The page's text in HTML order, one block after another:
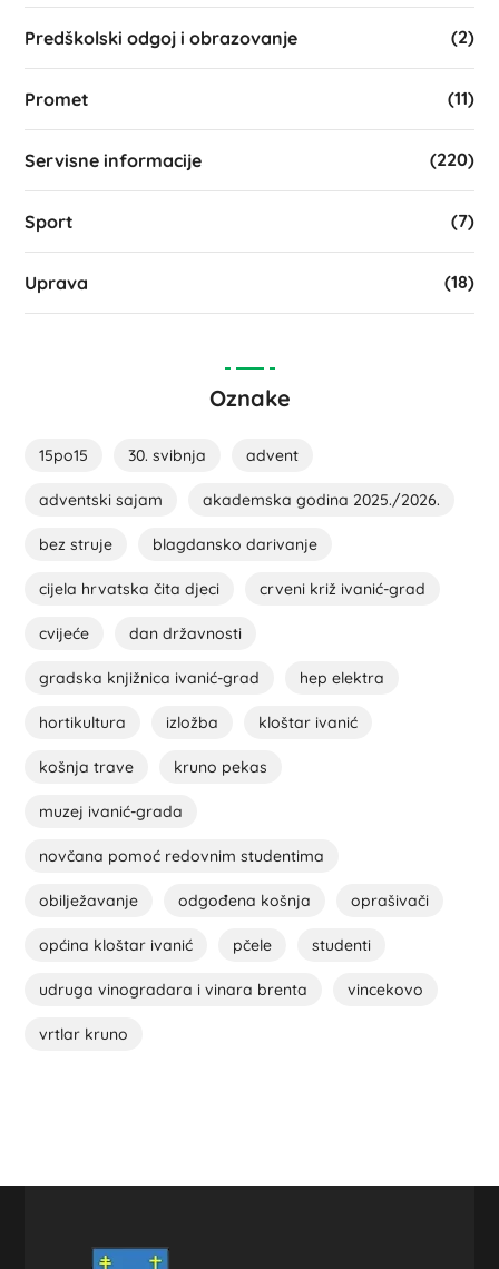
Predškolski odgoj i obrazovanje (2)
Promet (11)
Servisne informacije (220)
Sport (7)
Uprava (18)
Oznake
15po15 30. svibnja advent
adventski sajam akademska godina 2025./2026.
bez struje blagdansko darivanje
cijela hrvatska čita djeci crveni križ ivanić-grad
cvijeće dan državnosti
gradska knjižnica ivanić-grad hep elektra
hortikultura izložba kloštar ivanić
košnja trave kruno pekas
muzej ivanić-grada
novčana pomoć redovnim studentima
obilježavanje odgođena košnja oprašivači
općina kloštar ivanić pčele studenti
udruga vinogradara i vinara brenta vincekovo
vrtlar kruno